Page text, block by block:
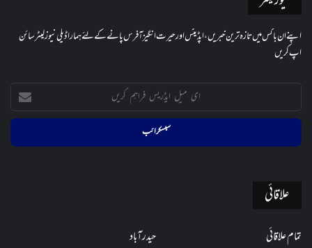
اپنے ان باکس میں تازہ ترین خبریں، اپڈیٹس اور حیرت انگیز آفرس پانے کے لئے ہمارا ڈیلی نیوز لیٹر سائن
اپ کریں
ایڈریس
کریں
علاقائی
تمام علاقائی
حیدرآباد